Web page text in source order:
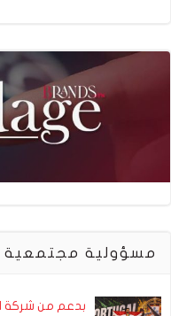
مسؤولية مجتمعية
بدعم من شركة